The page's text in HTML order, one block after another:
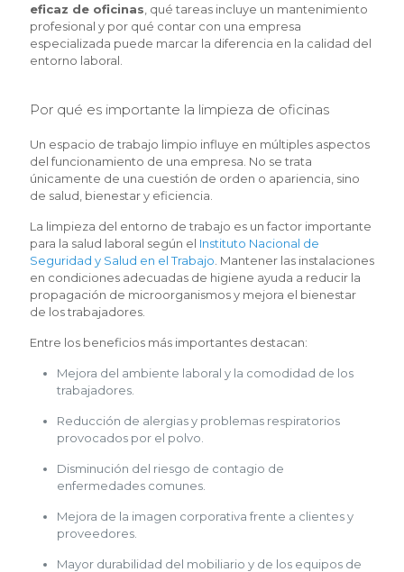
eficaz de oficinas , qué tareas incluye un mantenimiento
profesional y por qué contar con una empresa
especializada puede marcar la diferencia en la calidad del
entorno laboral.
Por qué es importante la limpieza de oficinas
Un espacio de trabajo limpio influye en múltiples aspectos
del funcionamiento de una empresa. No se trata
únicamente de una cuestión de orden o apariencia, sino
de salud, bienestar y eficiencia.
La limpieza del entorno de trabajo es un factor importante
para la salud laboral según el Instituto Nacional de
Seguridad y Salud en el Trabajo . Mantener las instalaciones
en condiciones adecuadas de higiene ayuda a reducir la
propagación de microorganismos y mejora el bienestar
de los trabajadores.
Entre los beneficios más importantes destacan:
Mejora del ambiente laboral y la comodidad de los
trabajadores.
Reducción de alergias y problemas respiratorios
provocados por el polvo.
Disminución del riesgo de contagio de
enfermedades comunes.
Mejora de la imagen corporativa frente a clientes y
proveedores.
Mayor durabilidad del mobiliario y de los equipos de